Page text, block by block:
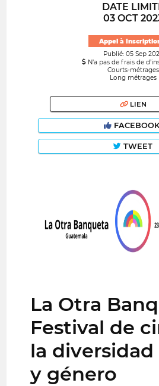
DATE
03 OCT
Appel à
Publié: 05 Sep
N’a pas de frais de
Courts-métrages
Long métrages
LIEN
FACEBOOK
TWEET
La Otra
Festival de
la diversidad
y género